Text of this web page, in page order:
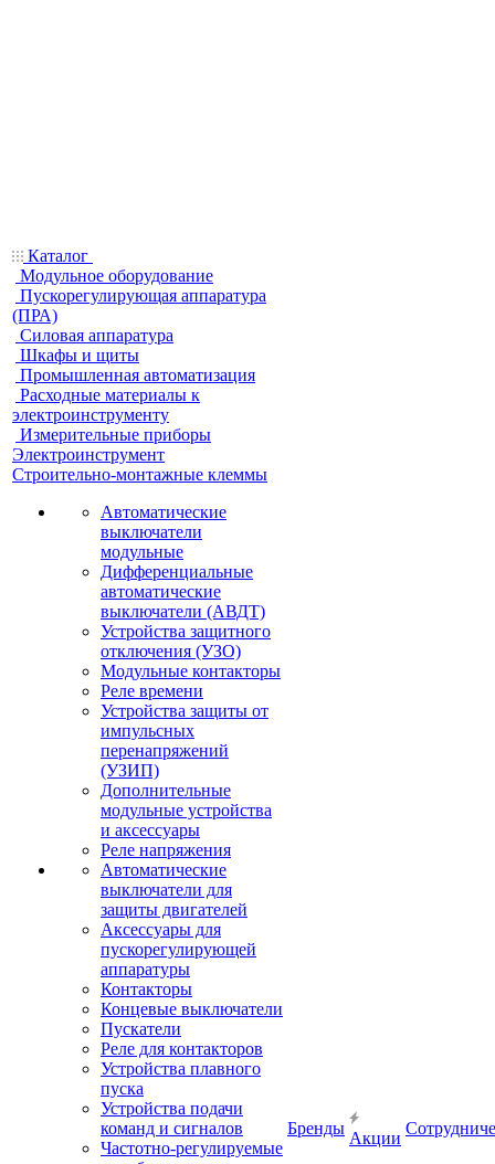
Каталог
Модульное оборудование
Пускорегулирующая аппаратура
(ПРА)
Силовая аппаратура
Шкафы и щиты
Промышленная автоматизация
Расходные материалы к
электроинструменту
Измерительные приборы
Электроинструмент
Строительно-монтажные клеммы
Автоматические
выключатели
модульные
Дифференциальные
автоматические
выключатели (АВДТ)
Устройства защитного
отключения (УЗО)
Модульные контакторы
Реле времени
Устройства защиты от
импульсных
перенапряжений
(УЗИП)
Дополнительные
модульные устройства
и аксессуары
Реле напряжения
Автоматические
выключатели для
защиты двигателей
Аксессуары для
пускорегулирующей
аппаратуры
Контакторы
Концевые выключатели
Пускатели
Реле для контакторов
Устройства плавного
пуска
Устройства подачи
команд и сигналов
Частотно-регулируемые
Бренды
Акции